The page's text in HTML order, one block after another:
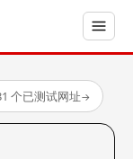
个已测试网址→